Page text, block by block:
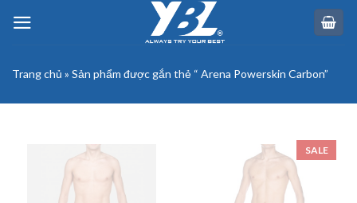
Trang chủ » Sản phẩm được gắn thẻ “ Arena Powerskin Carbon”
SALE